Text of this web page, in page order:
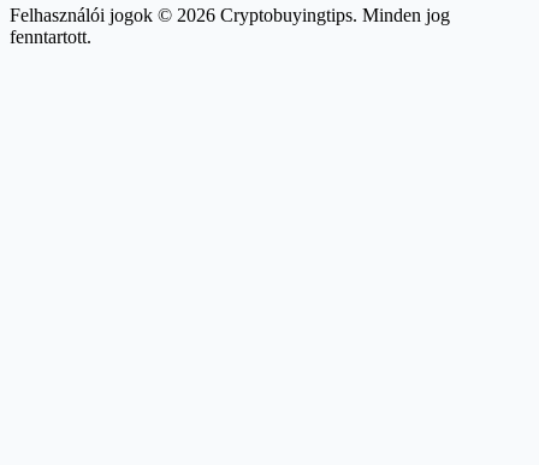
Felhasználói jogok © 2026 Cryptobuyingtips. Minden jog
fenntartott.